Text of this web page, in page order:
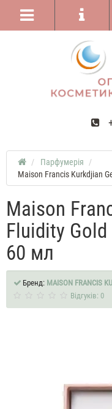
Парфумерія
Maison Francis Kurkdjian
Maison
Fluidity
60 мл
Бренд: MAISON FRANCIS
Відгуків: 0